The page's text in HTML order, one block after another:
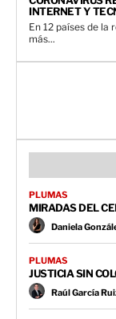
INTERNET Y
En 12 países de la
más...
PLUMAS
MIRADAS DEL
Daniela
PLUMAS
JUSTICIA SIN
Raúl García